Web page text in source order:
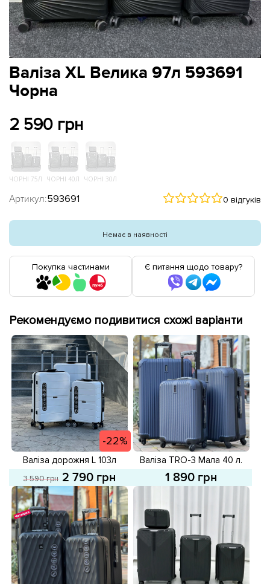
Валіза XL Велика 97л 593691
Чорна
2 590 грн
ЧОРНІ 75Л ЧОРНІ 40Л ЧОРНІ 30Л
Артикул:593691 0 відгуків
Немає в наявності
Покупка частинами Є питання щодо товару?
Рекомендуємо подивитися схожі варіанти
-22%
Валіза дорожня L 103л
588387 Біла розпродаж
3 590 грн 2 790 грн
Валіза TRO-3 Мала 40 л.
593777 Синя
1 890 грн